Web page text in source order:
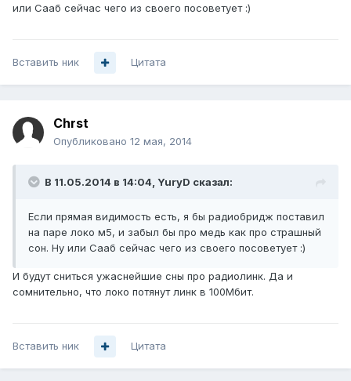
или Сааб сейчас чего из своего посоветует :)
Вставить ник Цитата
Chrst
Опубликовано 12 мая, 2014
В 11.05.2014 в 14:04, YuryD сказал:
Если прямая видимость есть, я бы радиобридж поставил
на паре локо м5, и забыл бы про медь как про страшный
сон. Ну или Сааб сейчас чего из своего посоветует :)
И будут сниться ужаснейшие сны про радиолинк. Да и
сомнительно, что локо потянут линк в 100Мбит.
Вставить ник Цитата